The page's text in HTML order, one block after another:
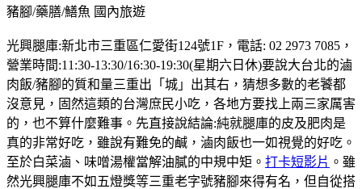
豬腳/藥膳/鱔魚 國內旅遊
光興腿庫:新北市三重區仁愛街124號1F，電話: 02 2973 7085，
營業時間:11:30-13:30/16:30-19:30(星期六日休)要說大台北的滷
肉飯/豬腳的質和量三重出「城」出其右，猜想多數的老饕都
沒意見，固然這類的台灣庶民小吃，各地方要找上兩三家厲害
的，也不算什麼難事。先直接說結論:純就腿庫的皮及肥肉是
真的非常好吃，雖說有難免的鹹，滷肉飯也一如視覺的好吃。
至於白菜滷、味噌湯權當解油膩的中規中矩。 打卡短影片 。雖
然光興腿庫不如五燈獎等三重老字號豬腳來得有名，但自從搭